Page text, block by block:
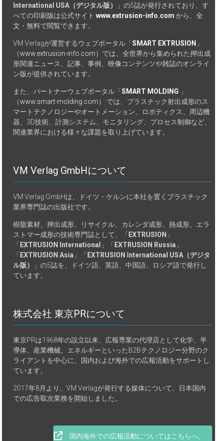
International USA（デジタル版）
」の5誌が発行されており、す
べての印刷版は公式サイトwww.extrusion-info.com から、全
文・無料で閲覧できます。
VM Verlagが運営するウェブポータル「SMART EXTRUSION 」
（www.extrusion-info.com）では、全世界から集められた押出成
形関連ニュース、記事、事例、映像コンテンツや雑誌のオンライ
ン版が提供されています。
また、パートナーウェブポータル「SMART MOLDING 」
（www.smart-molding.com） では、プラスチック射出成形のス
マートテクノロジーやオートメーション、ロボティクス、周辺機
器、3D技術、計測システム、モニタリング、プロセス制御など、
関連業界における様々な課題を取り上げています。
VM Verlag GmbHについて
VM Verlag GmbHは、ドイツ・ケルンに本社を置くプラスチック
業界専門誌の出版社です。
樹脂素材、押出成形、リサイクル、カレンダ成形、熱成形、エラ
ストマー成形の技術専門誌として、「 EXTRUSION 」
「 EXTRUSION International 」「 EXTRUSION Russia 」
「 EXTRUSION Asia 」「 EXTRUSION International USA（デジタ
ル版）
」の5誌を、ドイツ語、英語、中国語、ロシア語で発行し
ています。
株式会社 東京PRについて
東京PRは1968年の設立以来、広報専業の代理店として化学、半
導体、産業機械、エネルギーといったB2Bテクノロジー分野のク
ライアントを中心に、国内および海外での広報活動をサポートし
ています。
2017年8月より、VM Verlagが発行する媒体について、日本国内
での広告取次業務を開始しました。
国内海外での広報活動についてはこちらへ。